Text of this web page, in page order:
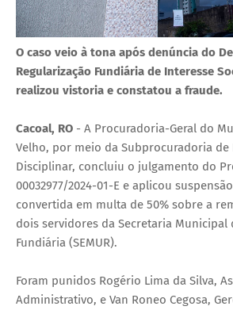
O caso veio à tona após denúncia do
Regularização Fundiária de Interesse
realizou vistoria e constatou a fraude.
Cacoal, RO - A Procuradoria-Geral do
Velho, por meio da Subprocuradoria de
Disciplinar, concluiu o julgamento do
00032977/2024-01-E e aplicou
convertida em multa de 50% sobre a
dois servidores da Secretaria Municipal
Fundiária (SEMUR).
Foram punidos Rogério Lima da Silva,
Administrativo, e Van Roneo Cegosa,